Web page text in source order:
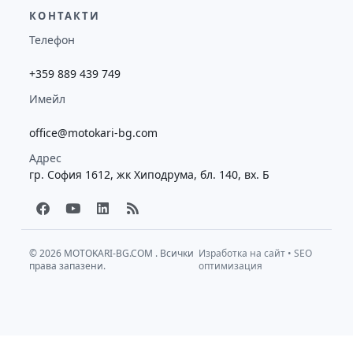
КОНТАКТИ
Телефон
+359 889 439 749
Имейл
office@motokari-bg.com
Адрес
гр. София 1612, жк Хиподрума, бл. 140, вх. Б
F
a
c
b
o
Y
o
u
u
b
L
i
n
e
d
R
s
s
© 2026 MOTOKARI-BG.COM . Всички
права запазени.
Изработка на сайт •SEO
оптимизация